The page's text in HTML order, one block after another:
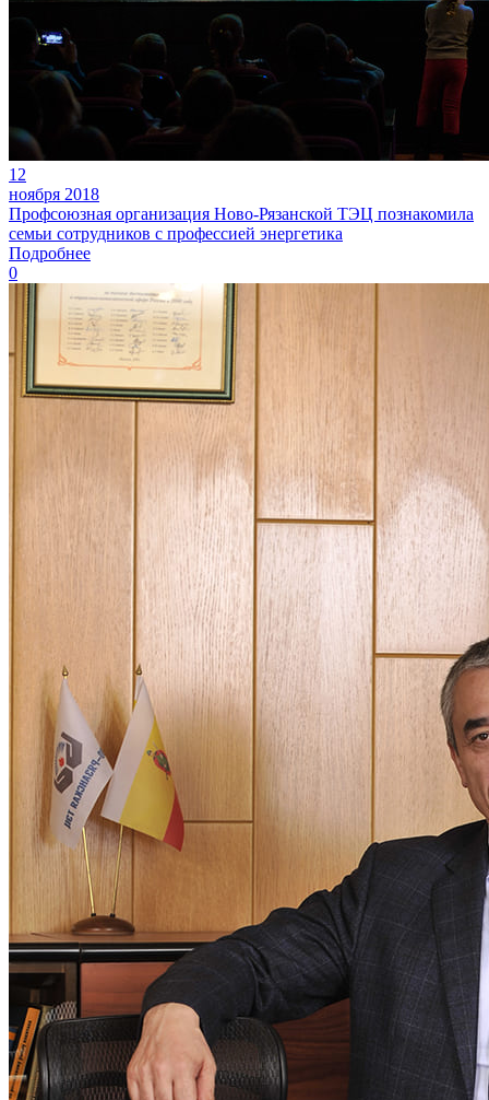
12
ноября 2018
Профсоюзная организация Ново-Рязанской ТЭЦ познакомила
семьи сотрудников с профессией энергетика
Подробнее
0